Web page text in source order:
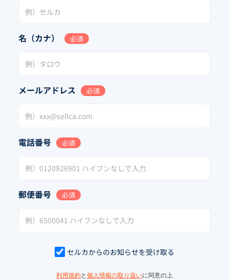
名（カナ） 必須
メールアドレス 必須
電話番号 必須
郵便番号 必須
セルカからのお知らせを受け取る
利用規約と 個人情報の取り扱いに同意の上